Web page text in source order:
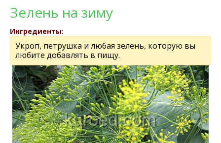
Зелень на зиму
Ингредиенты:
Укроп, петрушка и любая зелень, которую вы
любите добавлять в пищу.